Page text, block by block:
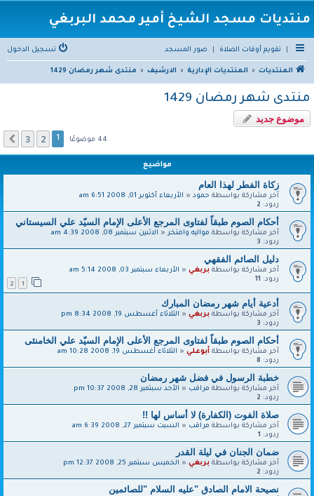
منتديات مسجد الشيخ أمير محمد البربغي
تقويم أوقات الصلاة صور المسجد تسجيل الدخول
المنتديات المنتديات الإدارية الارشيف منتدى شهر رمضان 1429
منتدى شهر رمضان 1429
موضوع جديد
44 موضوعًا 2
3 التالي
مواضيع
زكاة الفطر لهذا العام
آخر مشاركة بواسطةحمود« الأربعاء أكتوبر 01, 2008 6:51 am
ردود: 2
أحكام الصوم طبقاً لفتاوى المرجع الأعلى الإمام السيّد علي السيستاني
آخر مشاركة بواسطةمواليه وافتخر« الاثنين سبتمبر 08, 2008 4:39 am
ردود: 3
دليل الصائم الفقهي
آخر مشاركة بواسطةبربغي« الأربعاء سبتمبر 03, 2008 5:14 am
ردود: 11
2
أدعية أيام شهر رمضان المبارك
آخر مشاركة بواسطةبربغي« الثلاثاء أغسطس 19, 2008 8:34 pm
ردود: 3
أحكام الصوم طبقاً لفتاوى المرجع الأعلى الإمام السيّد علي الخامنئى
آخر مشاركة بواسطةأبوعلي« الثلاثاء أغسطس 19, 2008 10:28 am
ردود: 8
خطبة الرسول في فضل شهر رمضان
آخر مشاركة بواسطةمراقب« الأحد سبتمبر 28, 2008 10:37 pm
ردود: 2
صلاة الفوت (الكفارة) لا أساس لها !!
آخر مشاركة بواسطةمراقب« السبت سبتمبر 27, 2008 6:39 am
ردود:
ضمان الجنان في ليلة القدر
آخر مشاركة بواسطةبربغي« الخميس سبتمبر 25, 2008 12:37 pm
ردود: 2
نصيحة الامام الصادق "عليه السلام "للصائمين